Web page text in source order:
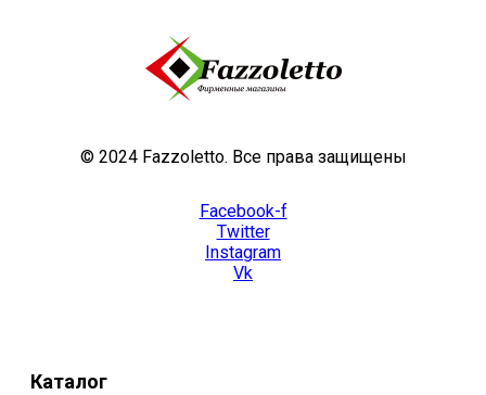
© 2024 Fazzoletto. Все права защищены
Facebook-f
Twitter
Instagram
Vk
Каталог